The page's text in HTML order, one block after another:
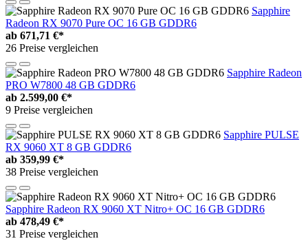
Sapphire
Radeon RX 9070 Pure OC 16 GB GDDR6
ab 671,71 €*
26 Preise vergleichen
Sapphire Radeon
PRO W7800 48 GB GDDR6
ab 2.599,00 €*
9 Preise vergleichen
Sapphire PULSE
RX 9060 XT 8 GB GDDR6
ab 359,99 €*
38 Preise vergleichen
Sapphire Radeon RX 9060 XT Nitro+ OC 16 GB GDDR6
ab 478,49 €*
31 Preise vergleichen